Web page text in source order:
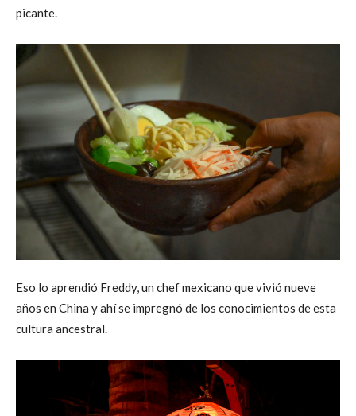
picante.
Eso lo aprendió Freddy, un chef mexicano que vivió nueve
años en China y ahí se impregnó de los conocimientos de esta
cultura ancestral.